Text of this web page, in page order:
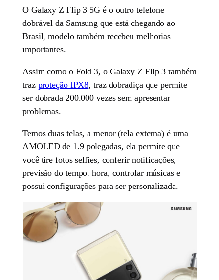
O Galaxy Z Flip 3 5G é o outro telefone
dobrável da Samsung que está chegando ao
Brasil, modelo também recebeu melhorias
importantes.
Assim como o Fold 3, o Galaxy Z Flip 3 também
traz proteção IPX8, traz dobradiça que permite
ser dobrada 200.000 vezes sem apresentar
problemas.
Temos duas telas, a menor (tela externa) é uma
AMOLED de 1.9 polegadas, ela permite que
você tire fotos selfies, conferir notificações,
previsão do tempo, hora, controlar músicas e
possui configurações para ser personalizada.